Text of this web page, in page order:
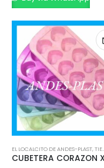
EL LOCALCITO DE ANDES-PLAST,TIENDA MINORISTA